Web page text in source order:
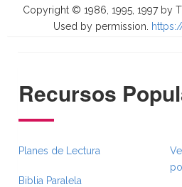
Copyright © 1986, 1995, 1997 by
Used by permission.
Recursos
Planes de Lectura
Biblia Paralela